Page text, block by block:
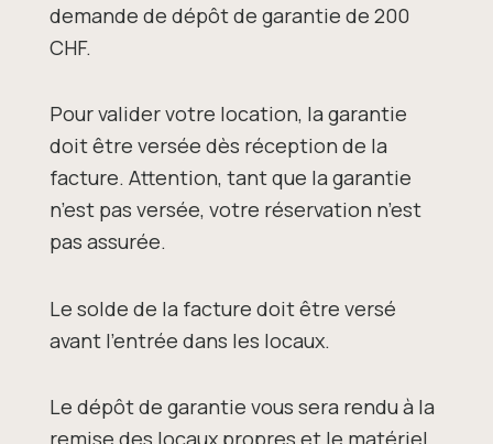
demande de dépôt de garantie de 200
CHF.
Pour valider votre location, la garantie
doit être versée dès réception de la
facture. Attention, tant que la garantie
n’est pas versée, votre réservation n’est
pas assurée.
Le solde de la facture doit être versé
avant l’entrée dans les locaux.
Le dépôt de garantie vous sera rendu à la